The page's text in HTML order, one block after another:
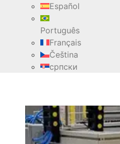
Español
Português
Français
Čeština
српски